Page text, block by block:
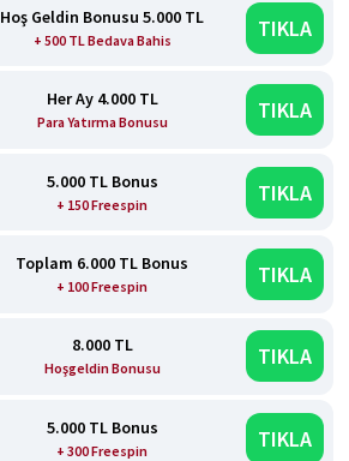
Hoş Geldin Bonusu 5.000 TL
+ 500 TL Bedava Bahis TIKLA
Her Ay 4.000 TL
Para Yatırma Bonusu TIKLA
5.000 TL Bonus
+ 150 Freespin TIKLA
Toplam 6.000 TL Bonus
+ 100 Freespin TIKLA
8.000 TL
Hoşgeldin Bonusu TIKLA
5.000 TL Bonus
+ 300 Freespin TIKLA